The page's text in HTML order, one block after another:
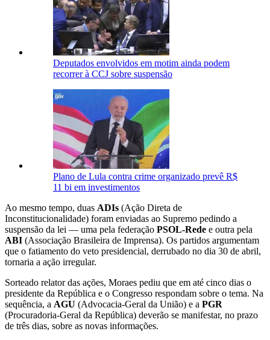
Deputados envolvidos em motim ainda podem
recorrer à CCJ sobre suspensão
Plano de Lula contra crime organizado prevê R$
11 bi em investimentos
Ao mesmo tempo, duas ADIs (Ação Direta de
Inconstitucionalidade) foram enviadas ao Supremo pedindo a
suspensão da lei — uma pela federação PSOL-Rede e outra pela
ABI (Associação Brasileira de Imprensa). Os partidos argumentam
que o fatiamento do veto presidencial, derrubado no dia 30 de abril,
tornaria a ação irregular.
Sorteado relator das ações, Moraes pediu que em até cinco dias o
presidente da República e o Congresso respondam sobre o tema. Na
sequência, a AGU (Advocacia-Geral da União) e a PGR
(Procuradoria-Geral da República) deverão se manifestar, no prazo
de três dias, sobre as novas informações.